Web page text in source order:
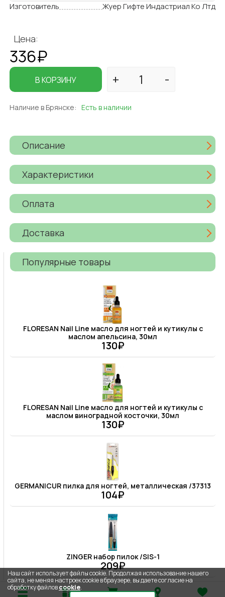
Изготовитель Жуер Гифте Индастриал Ко Лтд
Цена:
336₽
В КОРЗИНУ
Наличие в Брянске: Есть в наличии
Описание
Характеристики
Оплата
Доставка
Популярные товары
FLORESAN Nail Line масло для ногтей и кутикулы с
маслом апельсина, 30мл
130₽
FLORESAN Nail Line масло для ногтей и кутикулы с
маслом виноградной косточки, 30мл
130₽
GERMANICUR пилка для ногтей, металлическая /37313
104₽
ZINGER набор пилок /SIS-1
209₽
Наш сайт использует файлы cookie. Продолжая использование нашего
сайта, не меняя настроек cookie в браузере, вы даете согласие на
обработку файловcookie.